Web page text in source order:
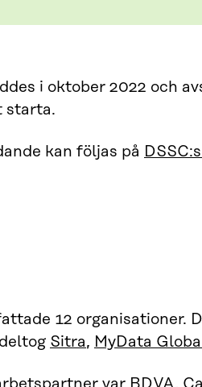
i oktober 2022 och
starta.
kan följas på
12 organisationer.
Sitra, MyData